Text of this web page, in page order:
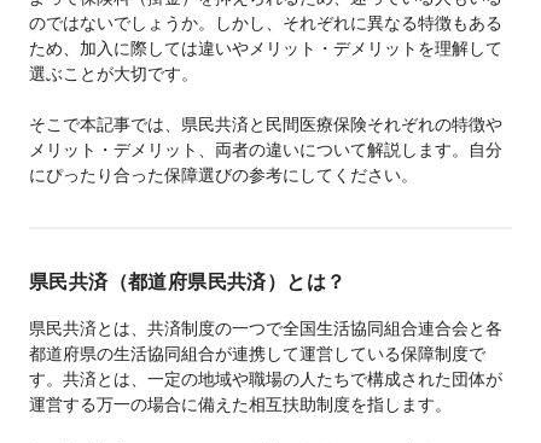
のではないでしょうか。しかし、それぞれに異なる特徴もある
ため、加入に際しては違いやメリット・デメリットを理解して
選ぶことが大切です。
そこで本記事では、県民共済と民間医療保険それぞれの特徴や
メリット・デメリット、両者の違いについて解説します。自分
にぴったり合った保障選びの参考にしてください。
県民共済（都道府県民共済）とは？
県民共済とは、共済制度の一つで全国生活協同組合連合会と各
都道府県の生活協同組合が連携して運営している保障制度で
す。共済とは、一定の地域や職場の人たちで構成された団体が
運営する万一の場合に備えた相互扶助制度を指します。